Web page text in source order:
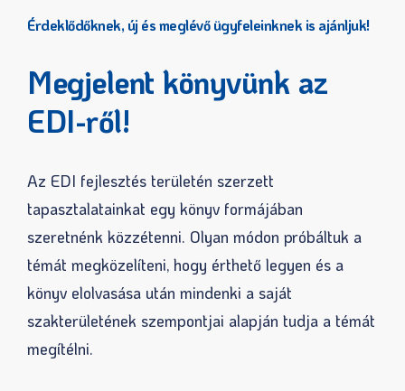
Érdeklődőknek, új és meglévő ügyfeleinknek is ajánljuk!
Megjelent könyvünk az
EDI-ről!
Az EDI fejlesztés területén szerzett
tapasztalatainkat egy könyv formájában
szeretnénk közzétenni. Olyan módon próbáltuk a
témát megközelíteni, hogy érthető legyen és a
könyv elolvasása után mindenki a saját
szakterületének szempontjai alapján tudja a témát
megítélni.